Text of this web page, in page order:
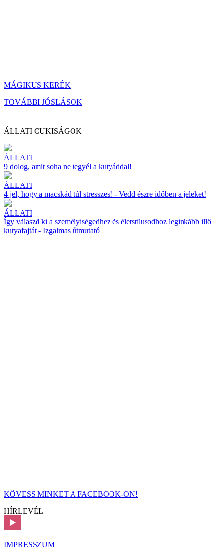
MÁGIKUS KERÉK
TOVÁBBI JÓSLÁSOK
ÁLLATI CUKISÁGOK
ÁLLATI
9 dolog, amit soha ne tegyél a kutyáddal!
ÁLLATI
4 jel, hogy a macskád túl stresszes! - Vedd észre időben a jeleket!
ÁLLATI
Így válaszd ki a személyiségedhez és életstílusodhoz leginkább illő
kutyafajtát - Izgalmas útmutató
KÖVESS MINKET A FACEBOOK-ON!
HÍRLEVÉL
IMPRESSZUM